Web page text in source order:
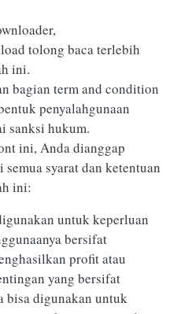
tolong baca terlebih
ini.
bagian term and condition
penyalahgunaan
sanksi hukum.
ini, Anda dianggap
syarat dan ketentuan
ini:
untuk keperluan
bersifat
profit atau
yang bersifat
bisa digunakan untuk